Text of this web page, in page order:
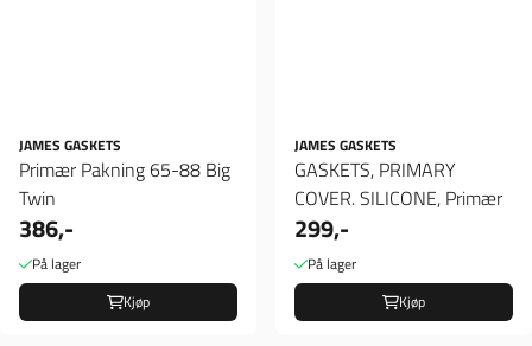
JAMES GASKETS
Primær Pakning 65-88 Big
Twin
386,-
På lager
Kjøp
JAMES GASKETS
GASKETS, PRIMARY
COVER. SILICONE, Primær
299,-
På lager
Kjøp